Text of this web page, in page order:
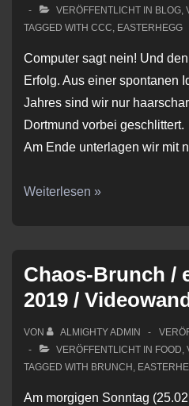
VERÖFFENTLICHT IN BLOG,
TAGGED WITH CCC, EASTERHEGG
Computer sagt nein! Und
Erfolg. Aus einer spontanen
Jahres sind wir nur
Dortmund vorbei
Am Ende unterlagen wir mit
Can
easterhegg?
Weiterlesen »
Chaos-Brunch /
2019 /
VON ALMIGHTY ADMIN
VERÖFFENTLICHT IN FOOD,
TAGGED WITH BRUNCH ,
Am morgigen Sonntag